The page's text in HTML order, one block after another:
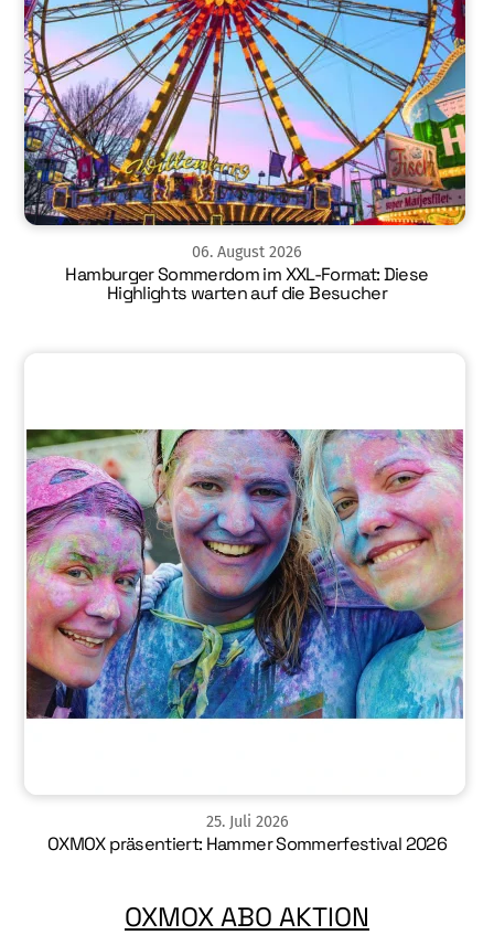
06. August 2026
Hamburger Sommerdom im XXL-Format: Diese
Highlights warten auf die Besucher
25. Juli 2026
OXMOX präsentiert: Hammer Sommerfestival 2026
OXMOX ABO AKTION